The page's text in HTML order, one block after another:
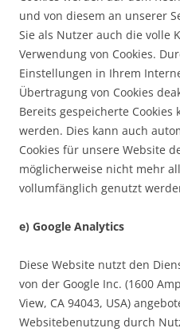
und von diesem an unserer
Sie als Nutzer auch die volle
Verwendung von Cookies.
Einstellungen in Ihrem
Übertragung von Cookies
Bereits gespeicherte
werden. Dies kann auch
Cookies für unsere Website
möglicherweise nicht mehr
vollumfänglich genutzt
e) Google Analytics
Diese Website nutzt den
von der Google Inc. (1600
View, CA 94043, USA)
Websitebenutzung durch